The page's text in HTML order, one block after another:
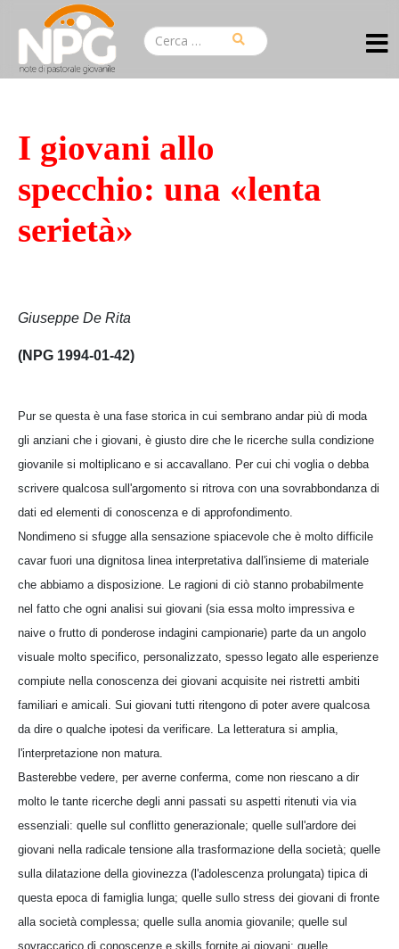
I giovani allo
specchio: una «lenta
serietà»
Giuseppe De Rita
(NPG 1994-01-42)
Pur se questa è una fase storica in cui sembrano andar più di moda
gli anziani che i giovani, è giusto dire che le ricerche sulla condizione
giovanile si moltiplicano e si accavallano. Per cui chi voglia o debba
scrivere qualcosa sull'argomento si ritrova con una sovrabbondanza di
dati ed elementi di conoscenza e di approfondimento.
Nondimeno si sfugge alla sensazione spiacevole che è molto difficile
cavar fuori una dignitosa linea interpretativa dall'insieme di materiale
che abbiamo a disposizione. Le ragioni di ciò stanno probabilmente
nel fatto che ogni analisi sui giovani (sia essa molto impressiva e
naive o frutto di ponderose indagini campionarie) parte da un angolo
visuale molto specifico, personalizzato, spesso legato alle esperienze
compiute nella conoscenza dei giovani acquisite nei ristretti ambiti
familiari e amicali. Sui giovani tutti ritengono di poter avere qualcosa
da dire o qualche ipotesi da verificare. La letteratura si amplia,
l'interpretazione non matura.
Basterebbe vedere, per averne conferma, come non riescano a dir
molto le tante ricerche degli anni passati su aspetti ritenuti via via
essenziali: quelle sul conflitto generazionale; quelle sull'ardore dei
giovani nella radicale tensione alla trasformazione della società; quelle
sulla dilatazione della giovinezza (l'adolescenza prolungata) tipica di
questa epoca di famiglia lunga; quelle sullo stress dei giovani di fronte
alla società complessa; quelle sulla anomia giovanile; quelle sul
sovraccarico di conoscenze e skills fornite ai giovani; quelle